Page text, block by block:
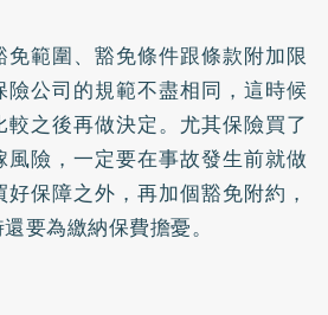
範圍、豁免條件跟條款附加限
公司的規範不盡相同，這時候
之後再做決定。尤其保險買了
險，一定要在事故發生前就做
保障之外，再加個豁免附約，
要為繳納保費擔憂。